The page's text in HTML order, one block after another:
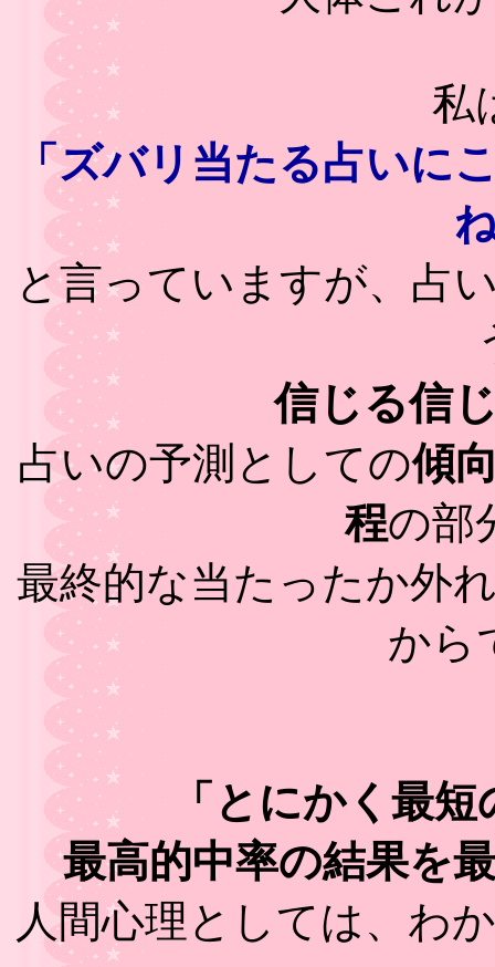
私
「ズバリ当たる占いに
と言っていますが、占
信じる信
占いの予測としての傾
程の部
最終的な当たったか外
から
「とにかく最
最高的中率の結果を
人間心理としては、わ